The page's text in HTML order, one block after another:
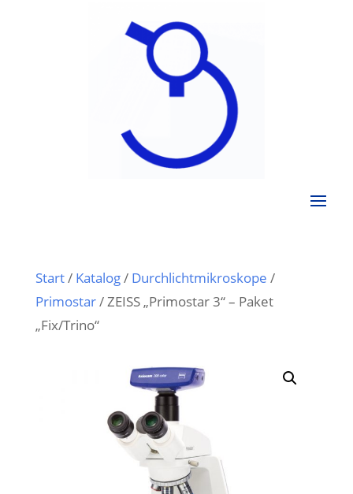
Start/ Katalog/ Durchlichtmikroskope /
Primostar/ ZEISS „Primostar 3“ – Paket
„Fix/Trino“